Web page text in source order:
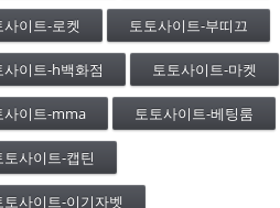
사이트-로켓 토토사이트-부띠끄
사이트-h백화점 토토사이트-마켓
사이트-mma 토토사이트-베팅룸
토사이트-캡틴
토사이트-이기자벳